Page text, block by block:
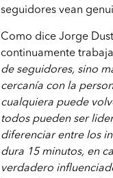
seguidores vean
Como dice Jorge
continuamente
de seguidores, sino
cercanía con la
cualquiera puede
todos pueden ser
diferenciar entre los
dura 15 minutos, en
verdadero